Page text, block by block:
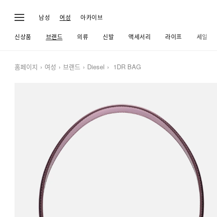
남성 여성 아카이브
신상품 브랜드 의류 신발 액세서리 라이프 세일
홈페이지 여성 브랜드 Diesel 1DR BAG